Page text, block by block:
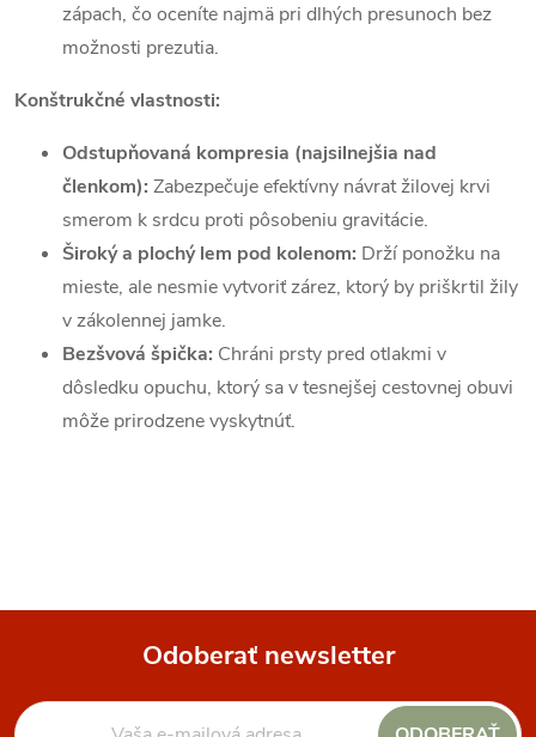
zápach, čo oceníte najmä pri dlhých presunoch bez
možnosti prezutia.
Konštrukčné vlastnosti:
Odstupňovaná kompresia (najsilnejšia nad
členkom): Zabezpečuje efektívny návrat žilovej krvi
smerom k srdcu proti pôsobeniu gravitácie.
Široký a plochý lem pod kolenom: Drží ponožku na
mieste, ale nesmie vytvoriť zárez, ktorý by priškrtil žily
v zákolennej jamke.
Bezšvová špička: Chráni prsty pred otlakmi v
dôsledku opuchu, ktorý sa v tesnejšej cestovnej obuvi
môže prirodzene vyskytnúť.
Z
Odoberať newsletter